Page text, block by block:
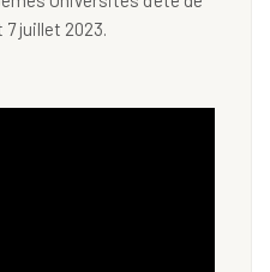
7 juillet 2023.